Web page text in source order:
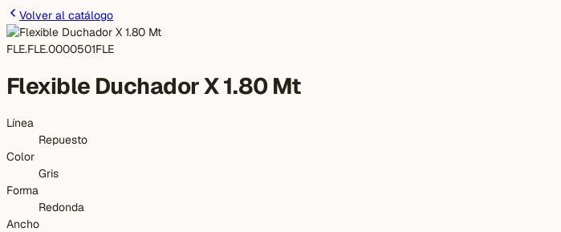
Volver al catálogo
FLE.FLE.0000501FLE
Flexible Duchador X 1.80 Mt
Línea
Repuesto
Color
Gris
Forma
Redonda
Ancho